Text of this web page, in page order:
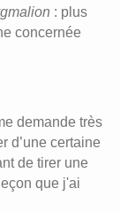
: plus
concernée
demande très
d’une certaine
de tirer une
que j'ai